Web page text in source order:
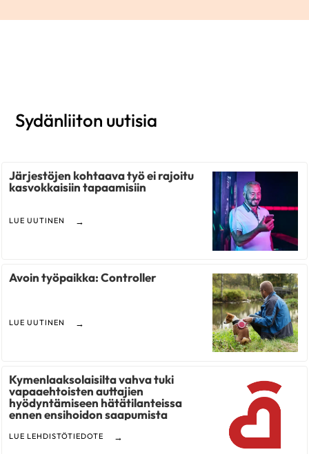
Sydänliiton uutisia
Järjestöjen kohtaava työ ei rajoitu
kasvokkaisiin tapaamisiin
LUE UUTINEN
Avoin työpaikka: Controller
LUE UUTINEN
Kymenlaaksolaisilta vahva tuki
vapaaehtoisten auttajien
hyödyntämiseen hätätilanteissa
ennen ensihoidon saapumista
LUE LEHDISTÖTIEDOTE